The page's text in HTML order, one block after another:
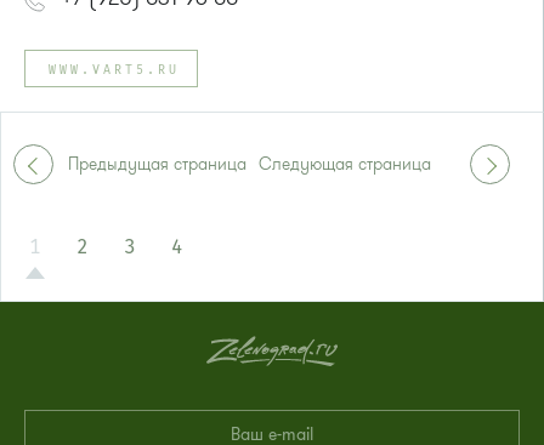
WWW.VART5.RU
Предыдущая страница Следующая страница
1 2 3 4